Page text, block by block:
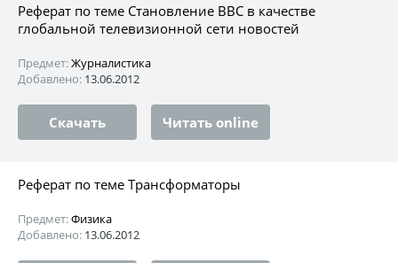
Реферат по теме Становление ВВС в качестве
глобальной телевизионной сети новостей
Предмет:Журналистика
Добавлено: 13.06.2012
Скачать Читать online
Реферат по теме Трансформаторы
Предмет:Физика
Добавлено: 13.06.2012